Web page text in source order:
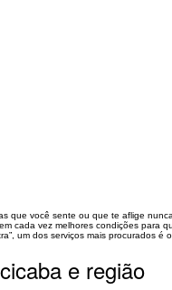
que você sente ou que te aflige
cada vez melhores condições para
um dos serviços mais
e região